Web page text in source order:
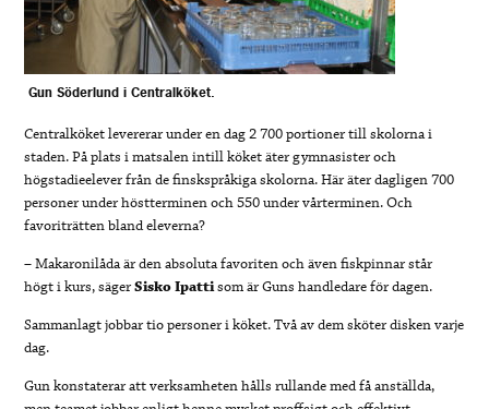
Gun Söderlund i Centralköket.
Centralköket levererar under en dag 2 700 portioner till skolorna i
staden. På plats i matsalen intill köket äter gymnasister och
högstadieelever från de finskspråkiga skolorna. Här äter dagligen 700
personer under höstterminen och 550 under vårterminen. Och
favoriträtten bland eleverna?
– Makaronilåda är den absoluta favoriten och även fiskpinnar står
högt i kurs, sägerSisko Ipattisom är Guns handledare för dagen.
Sammanlagt jobbar tio personer i köket. Två av dem sköter disken varje
dag.
Gun konstaterar att verksamheten hålls rullande med få anställda,